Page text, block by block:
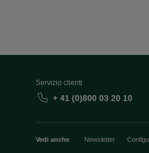
Servizio clienti
+ 41 (0)800 03 20 10
Vedi anche Newsletter